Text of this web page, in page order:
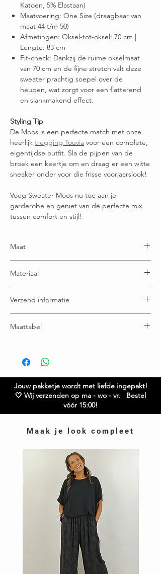
Katoen, 5% Elastaan)
Maatvoering: One Size (draagbaar van
maat 44 t/m 50)
Afmetingen: Oksel-tot-oksel: 70 cm |
Lengte: 83 cm
Fit-check: Dankzij de ruime okselmaat
van 70 cm en de fijne stretch valt deze
sweater prachtig soepel over de
heupen, wat zorgt voor een flatterend
en slankmakend effect.
Styling Tip
De Moos is een perfecte match met onze
heerlijk tregging Touvia voor een complete,
eigentijdse outfit. Sla de pijpen van de
broek een keertje om en draag er een witte
sneaker onder voor die frisse voorjaarslook!
Voeg Sweater Moos nu toe aan je
garderobe en geniet van de perfecte mix
tussen comfort en stijl!
Maat
Materiaal
*Elastaan is een heel elastische en sterke
originele vorm.
Verzend informatie
vrijdag.
Ruilen / retourneren binnen 21 dagen
Maattabel
Heb je vragen over dit item? Twijfel niet en neem
contact met ons op – we helpen je graag verder!
Jouw pakketje wordt met liefde ingepakt!
🤍 Wij verzenden op ma - wo - vr. Bestel
vóór 15:00!
Maak je look compleet